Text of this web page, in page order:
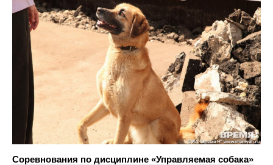
Соревнования по дисциплине «Управляемая собака»